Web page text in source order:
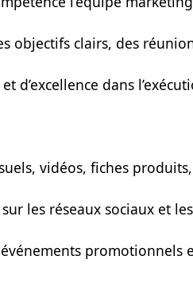
objectifs clairs, des
d’excellence dans
vidéos, fiches
les réseaux sociaux et
promotionnels